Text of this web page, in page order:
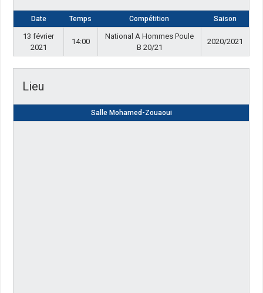
Date Temps Compétition Saison
13 février
2021
14:00
National A Hommes Poule
B 20/21
2020/2021
Lieu
Salle Mohamed-Zouaoui